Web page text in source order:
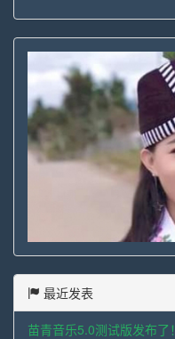
最近发表
苗青音乐5.0测试版发布了！